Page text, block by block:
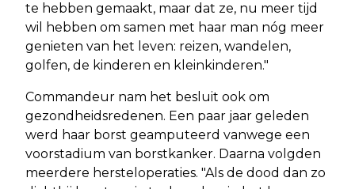
te hebben gemaakt, maar dat ze, nu meer tijd
wil hebben om samen met haar man nóg meer
genieten van het leven: reizen, wandelen,
golfen, de kinderen en kleinkinderen."
Commandeur nam het besluit ook om
gezondheidsredenen. Een paar jaar geleden
werd haar borst geamputeerd vanwege een
voorstadium van borstkanker. Daarna volgden
meerdere hersteloperaties. "Als de dood dan zo